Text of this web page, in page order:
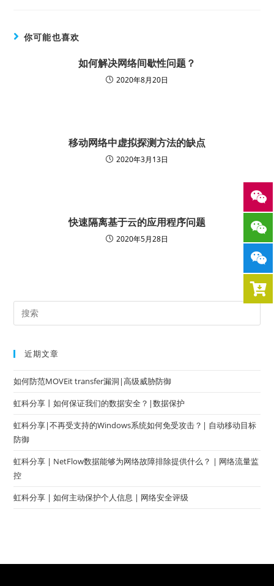
你可能也喜欢
如何解决网络间歇性问题？
2020年8月20日
移动网络中虚拟探测方法的缺点
2020年3月13日
快速隔离基于云的应用程序问题
2020年5月28日
近期文章
如何防范MOVEit transfer漏洞|高级威胁防御
虹科分享丨如何保证我们的数据安全？|数据保护
虹科分享|不再受支持的Windows系统如何免受攻击？| 自动移动目标
防御
虹科分享 | NetFlow数据能够为网络故障排除提供什么？ | 网络流量监
控
虹科分享 | 如何主动保护个人信息 | 网络安全评级